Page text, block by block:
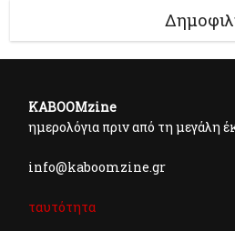
KABOOMzine
ημερολόγια πριν από τη μεγάλη
info@kaboomzine.gr
ταυτότητα